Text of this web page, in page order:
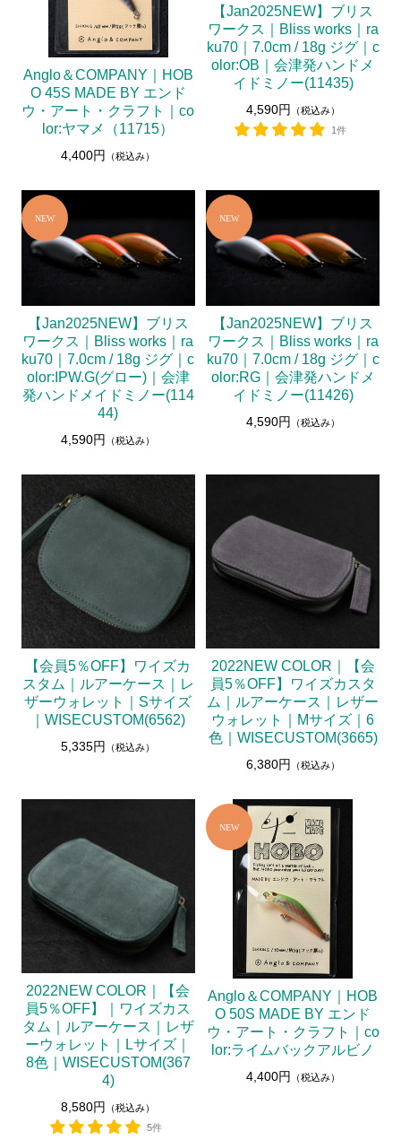
Anglo＆COMPANY｜HOB
O 45S MADE BY エンド
ウ・アート・クラフト｜co
lor:ヤマメ（11715）
4,400円 （税込み）
【Jan2025NEW】ブリス
ワークス｜Bliss works｜ra
ku70｜7.0cm / 18g ジグ｜c
olor:OB｜会津発ハンドメ
イドミノー(11435)
4,590円
（税込み）
1件
【Jan2025NEW】ブリス
ワークス｜Bliss works｜ra
ku70｜7.0cm / 18g ジグ｜c
olor:IPW.G(グロー)｜会津
発ハンドメイドミノー(114
44)
4,590円 （税込み）
【Jan2025NEW】ブリス
ワークス｜Bliss works｜ra
ku70｜7.0cm / 18g ジグ｜c
olor:RG｜会津発ハンドメ
イドミノー(11426)
4,590円 （税込み）
【会員5％OFF】ワイズカ
スタム｜ルアーケース｜レ
ザーウォレット｜Sサイズ
｜WISECUSTOM(6562)
5,335円 （税込み）
2022NEW COLOR｜【会
員5％OFF】ワイズカスタ
ム｜ルアーケース｜レザー
ウォレット｜Mサイズ｜6
色｜WISECUSTOM(3665)
6,380円 （税込み）
2022NEW COLOR｜【会
員5％OFF】｜ワイズカス
タム｜ルアーケース｜レザ
ーウォレット｜Lサイズ｜
8色｜WISECUSTOM(367
4)
8,580円
（税込み）
5件
Anglo＆COMPANY｜HOB
O 50S MADE BY エンド
ウ・アート・クラフト｜co
lor:ライムバックアルビノ
4,400円 （税込み）